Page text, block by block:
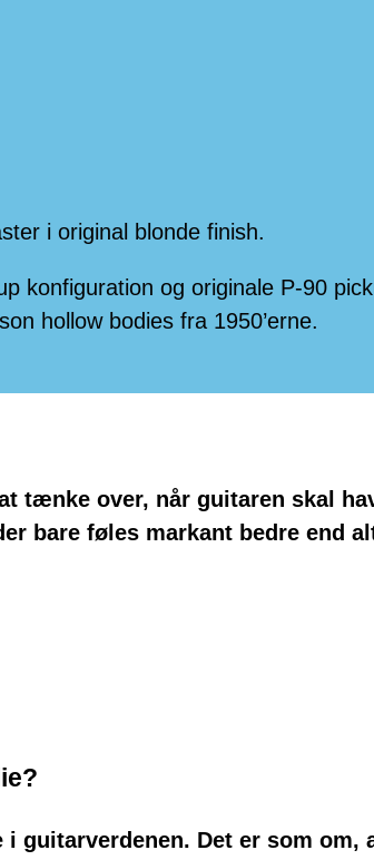
i original blonde finish.
konfiguration og originale P-90
hollow bodies fra 1950’erne.
tænke over, når guitaren skal
bare føles markant bedre end
guitarverdenen. Det er som